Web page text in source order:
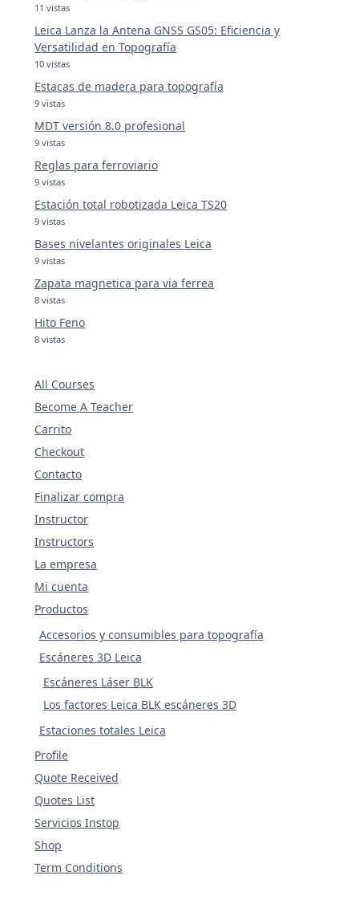
11 vistas
Leica Lanza la Antena GNSS GS05: Eficiencia y
Versatilidad en Topografía
10 vistas
Estacas de madera para topografía
9 vistas
MDT versión 8.0 profesional
9 vistas
Reglas para ferroviario
9 vistas
Estación total robotizada Leica TS20
9 vistas
Bases nivelantes originales Leica
9 vistas
Zapata magnetica para via ferrea
8 vistas
Hito Feno
8 vistas
All Courses
Become A Teacher
Carrito
Checkout
Contacto
Finalizar compra
Instructor
Instructors
La empresa
Mi cuenta
Productos
Accesorios y consumibles para topografía
Escáneres 3D Leica
Escáneres Láser BLK
Los factores Leica BLK escáneres 3D
Estaciones totales Leica
Profile
Quote Received
Quotes List
Servicios Instop
Shop
Term Conditions